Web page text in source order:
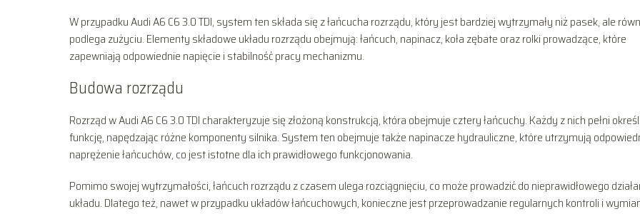
W przypadku Audi A6 C6 3.0 TDI, system ten składa się z łańcucha rozrządu, który jest bardziej wytrzymały niż pasek, ale
podlega zużyciu. Elementy składowe układu rozrządu obejmują: łańcuch, napinacz, koła zębate oraz rolki prowadzące, które
zapewniają odpowiednie napięcie i stabilność pracy mechanizmu.
Budowa rozrządu
Rozrząd w Audi A6 C6 3.0 TDI charakteryzuje się złożoną konstrukcją, która obejmuje cztery łańcuchy. Każdy z nich pełni
funkcję, napędzając różne komponenty silnika. System ten obejmuje także napinacze hydrauliczne, które utrzymują
naprężenie łańcuchów, co jest istotne dla ich prawidłowego funkcjonowania.
Pomimo swojej wytrzymałości, łańcuch rozrządu z czasem ulega rozciągnięciu, co może prowadzić do nieprawidłowego
układu. Dlatego też, nawet w przypadku układów łańcuchowych, konieczne jest przeprowadzanie regularnych kontroli i